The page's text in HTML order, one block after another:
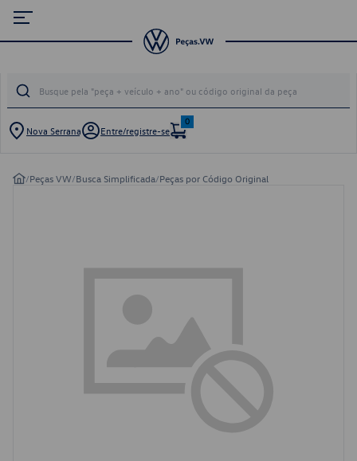
Nova Serrana Entre/registre-se
0
/Peças VW/Busca Simplificada/Peças por Código Original